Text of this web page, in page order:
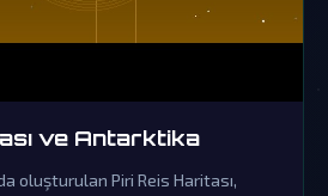
ve Antarktika
oluşturulan Piri Reis Haritası,